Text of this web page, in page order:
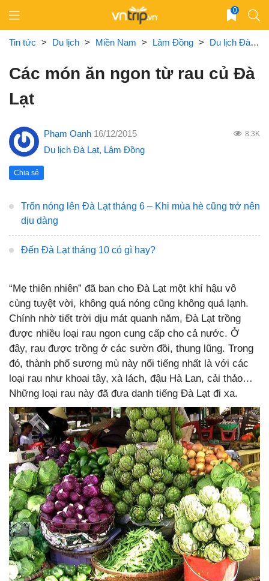
content
0
Tin tức > Du lịch > Miền Nam > Lâm Đồng > Du lịch Đà Lạt
Các món ăn ngon từ rau củ Đà
Lạt
Phạm Oanh 16/12/2015 8.3K
Du lịch Đà Lạt, Lâm Đồng
Chia sẻ
Trốn nóng lên Đà Lạt tháng 6 – Khi mùa hè cũng trở nên
dịu dàng
Đến Đà Lạt tháng 10 có gì hay?
“Mẹ thiên nhiên” đã ban cho Đà Lạt một khí hậu vô
cùng tuyệt vời, không quá nóng cũng không quá lạnh.
Chính nhờ tiết trời dịu mát quanh năm, Đà Lạt trồng
được nhiều loại rau ngon cung cấp cho cả nước. Ở
đây, rau được trồng ở các sườn đồi, thung lũng. Trong
đó, thành phố sương mù này nổi tiếng nhất là với các
loại rau như khoai tây, xà lách, đậu Hà Lan, cải thảo…
Những loại rau này đã đưa danh tiếng Đà Lạt đi xa.